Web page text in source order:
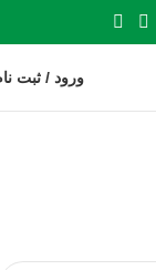
ورود / ثبت